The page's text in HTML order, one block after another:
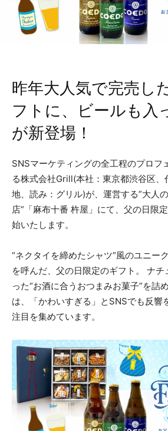
昨年大人気で完売し
フトに、ビールも入
が新登場！
SNSマーケティングの全工程のプロフ
る株式会社Grill(本社：東京都渋谷区
地、読み：グリル)が、運営する”大人
店”「麻布十番 杵屋」にて、父の日限
始いたします。
“ネクタイを締めたシャツ”風のユニー
を呼んだ、父の日限定のギフト。 ナ
った“お酒に合うおつまみお菓子”を詰
は、「かわいすぎる」とSNSでも反響
注目を集めています。